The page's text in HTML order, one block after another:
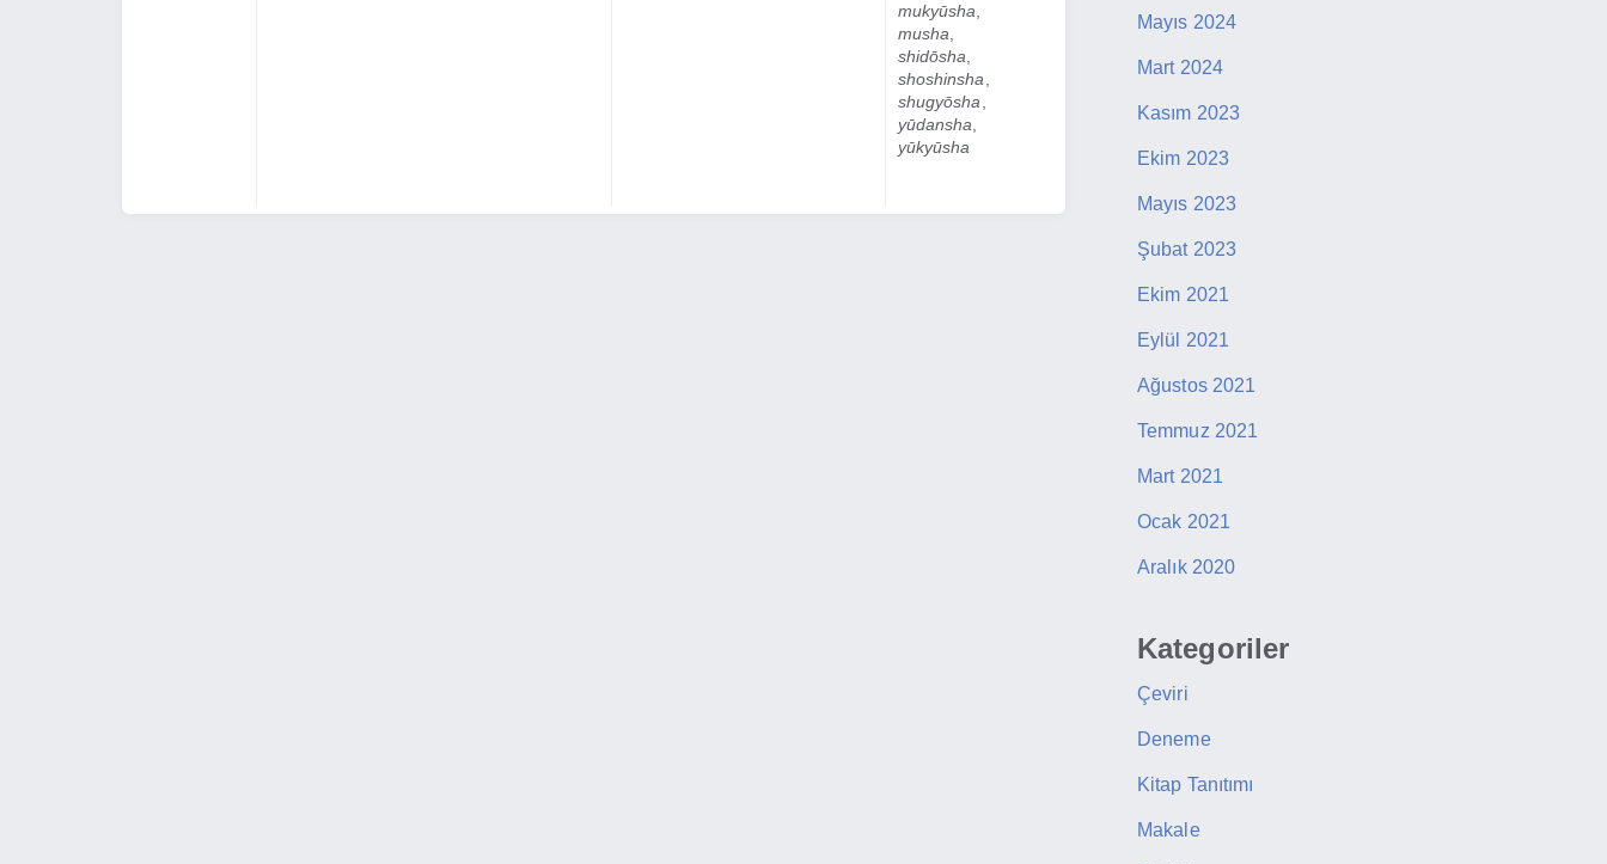
mukyūsha
musha
shidōsha
shoshinsha
shugyōsha
yūdansha
yūkyūsha
Mayıs 2024
Mart 2024
Kasım 2023
Ekim 2023
Mayıs 2023
Şubat 2023
Ekim 2021
Eylül 2021
Ağustos 2021
Temmuz 2021
Mart 2021
Ocak 2021
Aralık 2020
Kategoriler
Çeviri
Deneme
Kitap Tanıtımı
Makale